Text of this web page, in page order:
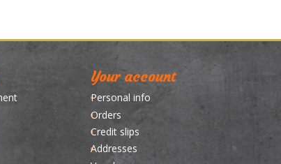
Your account
Personal info
Orders
Credit slips
Addresses